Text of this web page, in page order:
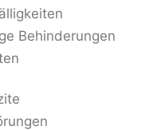
Behinderungen